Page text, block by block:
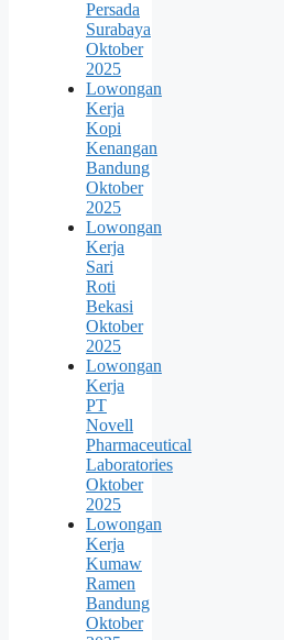
Persada
Surabaya
Oktober
2025
Lowongan
Kerja
Kopi
Kenangan
Bandung
Oktober
2025
Lowongan
Kerja
Sari
Roti
Bekasi
Oktober
2025
Lowongan
Kerja
PT
Novell
Pharmaceutical
Laboratories
Oktober
2025
Lowongan
Kerja
Kumaw
Ramen
Bandung
Oktober